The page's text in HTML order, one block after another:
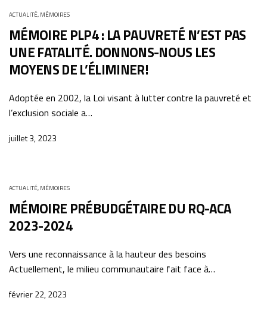
ACTUALITÉ, MÉMOIRES
MÉMOIRE PLP4 : LA PAUVRETÉ N’EST PAS
UNE FATALITÉ. DONNONS-NOUS LES
MOYENS DE L’ÉLIMINER!
Adoptée en 2002, la Loi visant à lutter contre la pauvreté et
l’exclusion sociale a…
juillet 3, 2023
ACTUALITÉ, MÉMOIRES
MÉMOIRE PRÉBUDGÉTAIRE DU RQ-ACA
2023-2024
Vers une reconnaissance à la hauteur des besoins
Actuellement, le milieu communautaire fait face à…
février 22, 2023